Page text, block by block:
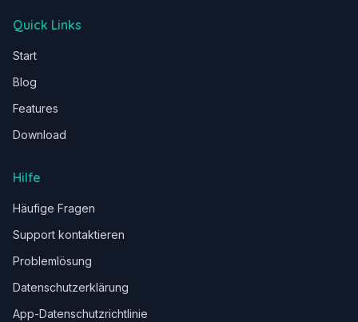
Quick Links
Start
Blog
Features
Download
Hilfe
Häufige Fragen
Support kontaktieren
Problemlösung
Datenschutzerklärung
App-Datenschutzrichtlinie